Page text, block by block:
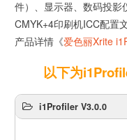
件）、显示器、数码投影
CMYK+4印刷机ICC配置
产品详情《爱色丽Xrite
以下为
i1Profiler V3.0.0